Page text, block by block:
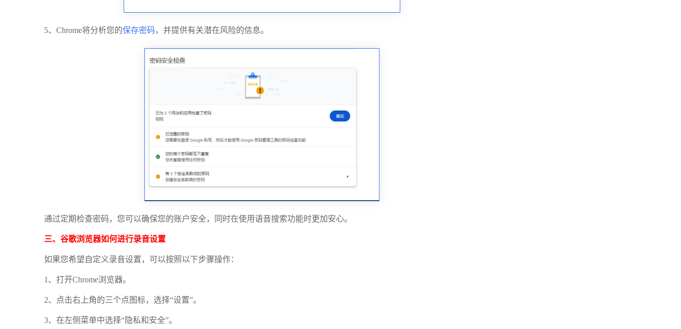
5、Chrome将分析您的保存密码 ，并提供有关潜在风险的信息。
通过定期检查密码，您可以确保您的账户安全，同时在使用语音搜索功能时更加安心。
三、谷歌浏览器如何进行录音设置
如果您希望自定义录音设置，可以按照以下步骤操作：
1、打开Chrome浏览器。
2、点击右上角的三个点图标，选择“设置”。
3、在左侧菜单中选择“隐私和安全”。